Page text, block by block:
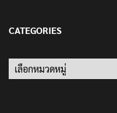
CATEGORIES
Categories